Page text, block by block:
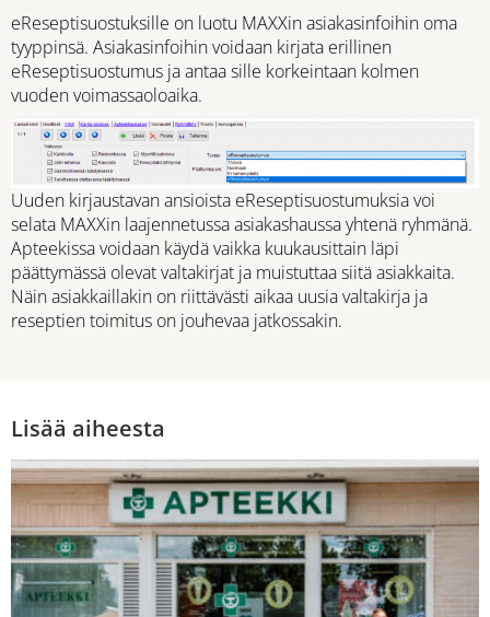
eReseptisuostuksille on luotu MAXXin asiakasinfoihin oma
tyyppinsä. Asiakasinfoihin voidaan kirjata erillinen
eReseptisuostumus ja antaa sille korkeintaan kolmen
vuoden voimassaoloaika.
Uuden kirjaustavan ansioista eReseptisuostumuksia voi
selata MAXXin laajennetussa asiakashaussa yhtenä ryhmänä.
Apteekissa voidaan käydä vaikka kuukausittain läpi
päättymässä olevat valtakirjat ja muistuttaa siitä asiakkaita.
Näin asiakkaillakin on riittävästi aikaa uusia valtakirja ja
reseptien toimitus on jouhevaa jatkossakin.
Lisää aiheesta